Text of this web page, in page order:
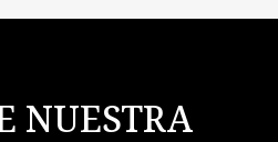
NUESTRA